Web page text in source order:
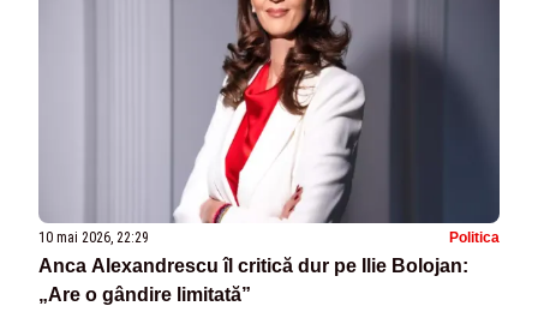
10 mai 2026, 22:29 Politica
Anca Alexandrescu îl critică dur pe Ilie Bolojan:
„Are o gândire limitată”